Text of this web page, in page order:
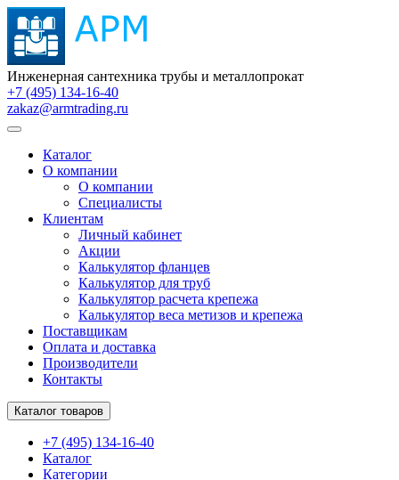
Инженерная сантехника трубы и металлопрокат
+7 (495) 134-16-40
zakaz@armtrading.ru
Каталог
О компании
О компании
Специалисты
Клиентам
Личный кабинет
Акции
Калькулятор фланцев
Калькулятор для труб
Калькулятор расчета крепежа
Калькулятор веса метизов и крепежа
Поставщикам
Оплата и доставка
Производители
Контакты
Каталог товаров
+7 (495) 134-16-40
Каталог
Категории